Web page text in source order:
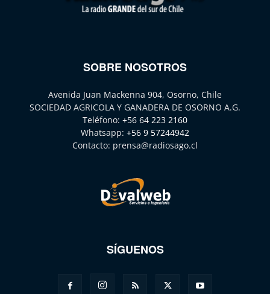
SOBRE NOSOTROS
Avenida Juan Mackenna 904, Osorno, Chile
SOCIEDAD AGRICOLA Y GANADERA DE OSORNO A.G.
Teléfono: +56 64 223 2160
Whatsapp: +56 9 57244942
Contacto: prensa@radiosago.cl
SÍGUENOS